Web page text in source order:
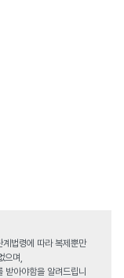
법령에 따라 복제뿐만
며,
받아야함을 알려드립니